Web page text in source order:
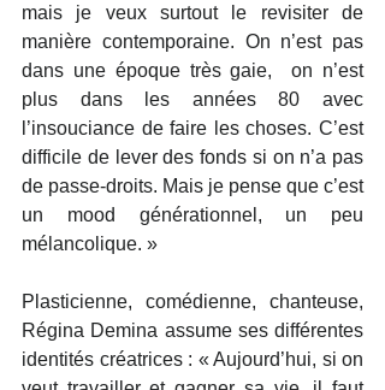
mais je veux surtout le revisiter de
manière contemporaine. On n’est pas
dans une époque très gaie,  on n’est
plus dans les années 80 avec
l’insouciance de faire les choses. C’est
difficile de lever des fonds si on n’a pas
de passe-droits. Mais je pense que c’est
un mood générationnel, un peu
mélancolique. »
Plasticienne, comédienne, chanteuse,
Régina Demina assume ses différentes
identités créatrices : « Aujourd’hui, si on